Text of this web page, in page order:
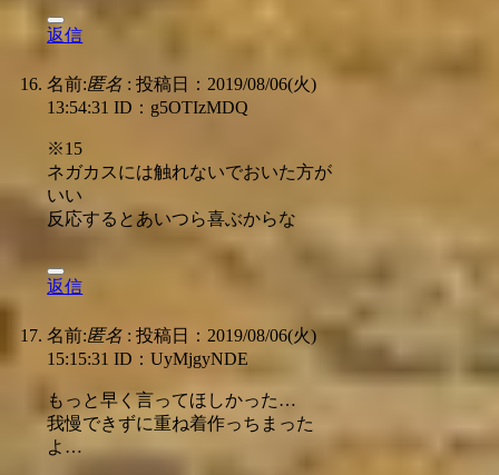
返信
名前:匿名 : 投稿日：2019/08/06(火)
13:54:31 ID：g5OTIzMDQ
※15
ネガカスには触れないでおいた方が
いい
反応するとあいつら喜ぶからな
返信
名前:匿名 : 投稿日：2019/08/06(火)
15:15:31 ID：UyMjgyNDE
もっと早く言ってほしかった…
我慢できずに重ね着作っちまった
よ…